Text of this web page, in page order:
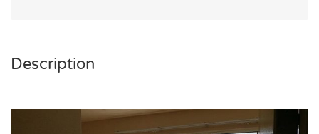
Description